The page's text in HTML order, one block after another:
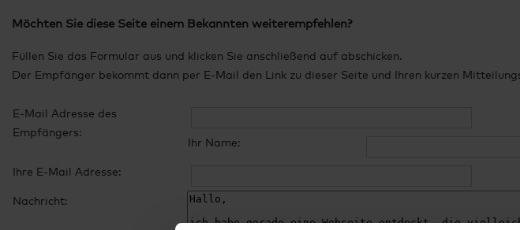
Möchten Sie diese Seite einem Bekannten weiterempfehlen?
Füllen Sie das Formular aus und klicken Sie anschließend auf abschicken.
Der Empfänger bekommt dann per E-Mail den Link zu dieser Seite und Ihren kurzen
E-Mail Adresse des
Empfängers:
Ihr Name:
Ihre E-Mail Adresse:
Nachricht: